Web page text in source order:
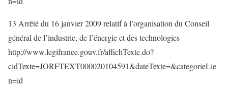
13 Arrêté du 16 janvier 2009 relatif à l’organisation du Conseil
général de l’industrie, de l’énergie et des technologies
http://www.legifrance.gouv.fr/affichTexte.do?
cidTexte=JORFTEXT000020104591&dateTexte=&categorieLie
n=id